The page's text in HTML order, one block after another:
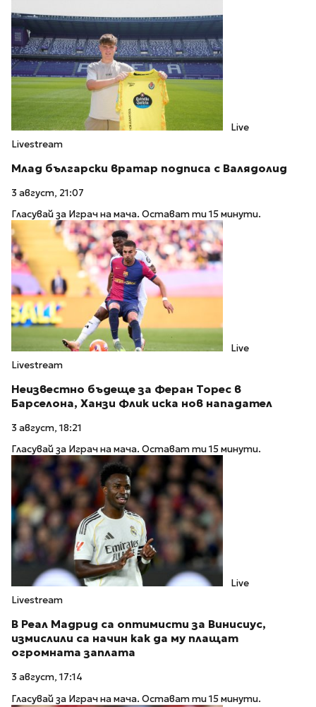
Live
Livestream
Млад български вратар подписа с Валядолид
3 август, 21:07
Гласувай за Играч на мача. Остават ти 15 минути.
Live
Livestream
Неизвестно бъдеще за Феран Торес в
Барселона, Ханзи Флик иска нов нападател
3 август, 18:21
Гласувай за Играч на мача. Остават ти 15 минути.
Live
Livestream
В Реал Мадрид са оптимисти за Винисиус,
измислили са начин как да му плащат
огромната заплата
3 август, 17:14
Гласувай за Играч на мача. Остават ти 15 минути.